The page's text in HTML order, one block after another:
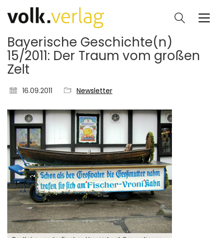
Bayerische Geschichte(n)
15/2011: Der Traum vom großen
Zelt
16.09.2011 Newsletter